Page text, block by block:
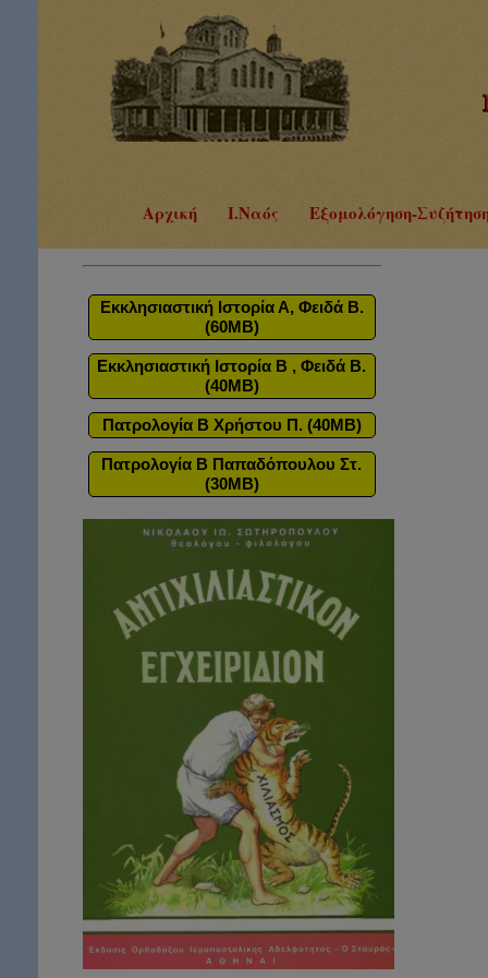
Αρχική Ι.Ναός Εξομολόγηση-
Εκκλησιαστική Ιστορία Α, Φειδά Β.
(60MB)
Εκκλησιαστική Ιστορία Β , Φειδά Β.
(40MB)
Πατρολογία Β Χρήστου Π. (40MB)
Πατρολογία Β Παπαδόπουλου Στ.
(30MB)